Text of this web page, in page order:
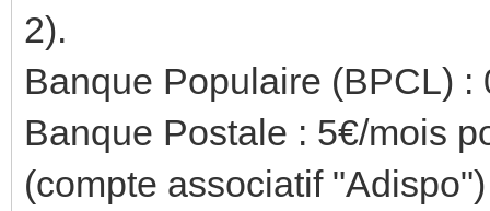
2).
Banque Populaire (BPCL)
Banque Postale : 5€/mois
(compte associatif